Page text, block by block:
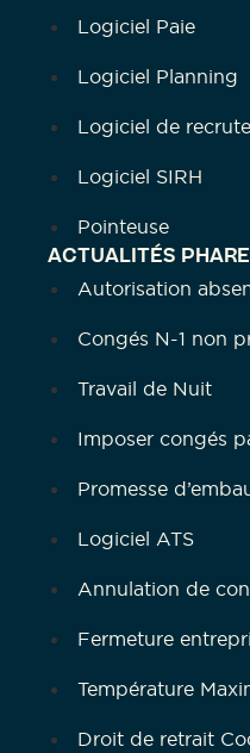
Logiciel Paie
Logiciel Planning
Logiciel de
Logiciel SIRH
Pointeuse
ACTUALITÉS
Autorisation
Congés N-1 non
Travail de Nuit
Imposer congés
Promesse
Logiciel ATS
Annulation de
Fermeture
Température
Droit de retrait